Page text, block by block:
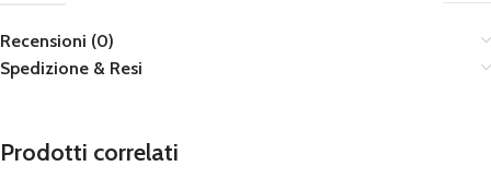
Recensioni (0)
Spedizione & Resi
Prodotti correlati